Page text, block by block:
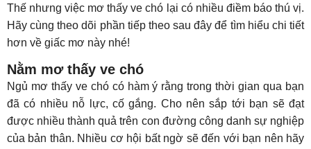
Thế nhưng việc mơ thấy ve chó lại có nhiều điềm báo thú vị.
Hãy cùng theo dõi phần tiếp theo sau đây để tìm hiểu chi tiết
hơn về giấc mơ này nhé!
Nằm mơ thấy ve chó
Ngủ mơ thấy ve chó có hàm ý rằng trong thời gian qua bạn
đã có nhiều nỗ lực, cố gắng. Cho nên sắp tới bạn sẽ đạt
được nhiều thành quả trên con đường công danh sự nghiệp
của bản thân. Nhiều cơ hội bất ngờ sẽ đến với bạn nên hãy